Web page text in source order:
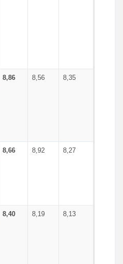
8,86 8,56 8,35
8,66 8,92 8,27
8,40 8,19 8,13